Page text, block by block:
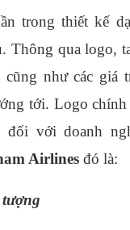
trong thiết kế
Thông qua logo,
cũng như các giá
tới. Logo chính
đối với doanh
Airlines đó là: